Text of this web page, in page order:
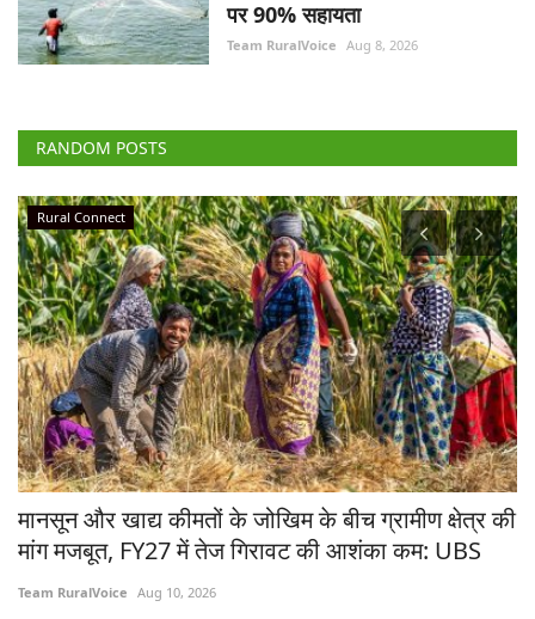
पर 90% सहायता
Team RuralVoice Aug 8, 2026
RANDOM POSTS
Rural Connect
मानसून और खाद्य कीमतों के जोखिम के बीच ग्रामीण क्षेत्र की
मांग मजबूत, FY27 में तेज गिरावट की आशंका कम: UBS
Team RuralVoice Aug 10, 2026